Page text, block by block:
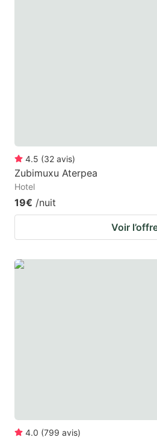
4.5 (32 avis)
Zubimuxu Aterpea
Hotel
19€ /nuit
Voir
4.0 (799 avis)